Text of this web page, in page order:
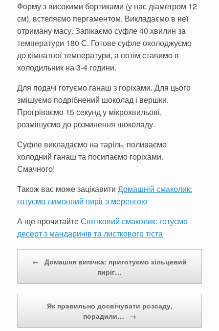
Форму з високими бортиками (у нас діаметром 12
см), встеляємо пергаментом. Викладаємо в неї
отриману масу. Запікаємо суфле 40 хвилин за
температури 180 С. Готове суфле охолоджуємо
до кімнатної температури, а потім ставимо в
холодильник на 3-4 години.
Для подачі готуємо ганаш з горіхами. Для цього
змішуємо подрібнений шоколад і вершки.
Прогріваємо 15 секунд у мікрохвильові,
розмішуємо до розчинення шоколаду.
Суфле викладаємо на таріль, поливаємо
холодний ганаш та посипаємо горіхами.
Смачного!
Також вас може зацікавити Домашній смаколик:
готуємо лимонний пиріг з меренгою
А ще прочитайтеСвятковий смаколик: готуємо
десерт з мандаринів та листкового тіста
← Домашня випічка: приготуємо кільцевий
пиріг…
Як правильно досвічувати розсаду,
порадили…
→